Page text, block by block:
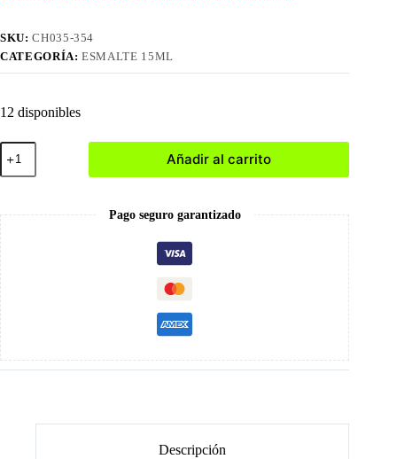
SKU:CH035-354
CATEGORÍA:ESMALTE 15ML
12 disponibles
354
Esmalte
en
cantidad
Añadir al carrito
Pago seguro garantizado
Descripción